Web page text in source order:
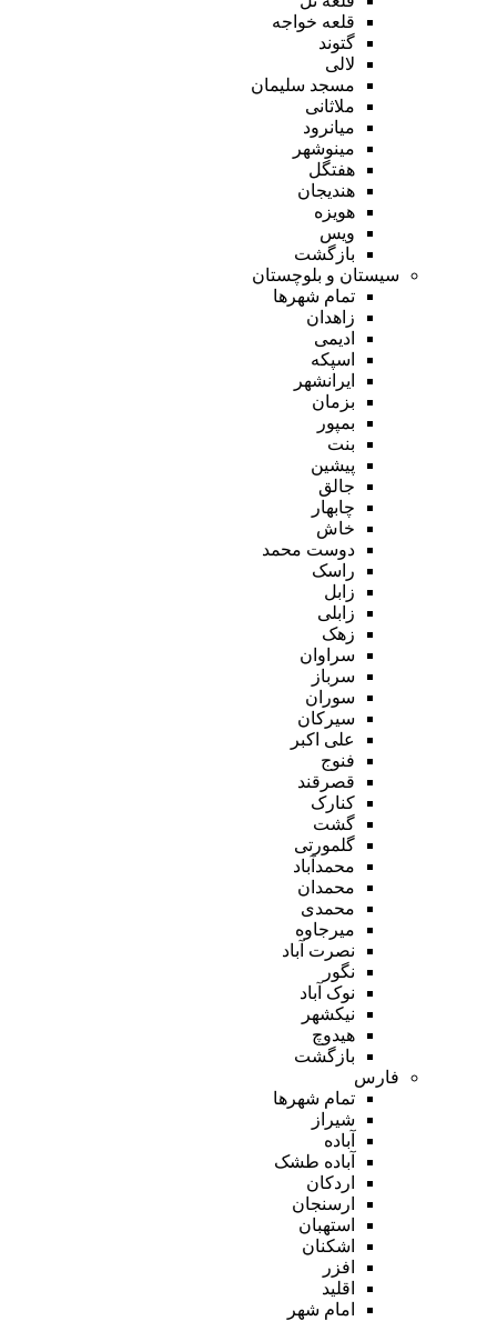
قلعه خواجه
گتوند
لالی
مسجد سلیمان
ملاثانی
میانرود
مینوشهر
هفتگل
هندیجان
هویزه
ویس
بازگشت
سیستان و بلوچستان
تمام شهر‌ها
زاهدان
ادیمی
اسپکه
ایرانشهر
بزمان
بمپور
بنت
پیشین
جالق
چابهار
خاش
دوست محمد
راسک
زابل
زابلی
زهک
سراوان
سرباز
سوران
سیرکان
علی اکبر
فنوج
قصرقند
کنارک
گشت
گلمورتی
محمدآباد
محمدان
محمدی
میرجاوه
نصرت آباد
نگور
نوک آباد
نیکشهر
هیدوچ
بازگشت
فارس
تمام شهر‌ها
شیراز
آباده
آباده طشک
اردکان
ارسنجان
استهبان
اشکنان
افزر
اقلید
امام شهر